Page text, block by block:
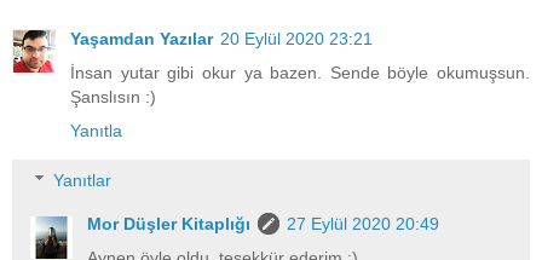
Yaşamdan Yazılar 20 Eylül 2020 23:21
İnsan yutar gibi okur ya bazen. Sende böyle okumuşsun.
Şanslısın :)
Yanıtla
Yanıtlar
Mor Düşler Kitaplığı
27 Eylül 2020 20:49